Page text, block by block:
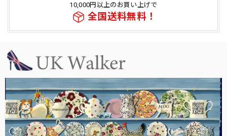
10,000円以上のお買い上げで
全国送料無料！